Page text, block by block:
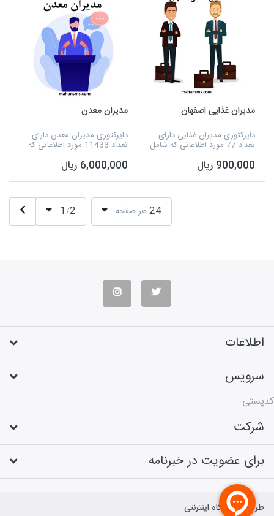
مدیران غذایی اصفهان
دایرکتوری مدیران غذایی دارای
تعداد 77 مورد اطلاعاتی که شامل
استان اصفهان و... می شود که به
صورت اکسل آماده شده است.
900,000 ریال
مدیران معدن
دایرکتوری مدیران معدن دارای
تعداد 11433 مورد اطلاعاتی که
شماره تلفن، محل و موقعیت،
آدرس و تفکیک استان ها و... می
شود که به صورت اکسل...
6,000,000 ریال
24هر صفحه 1/2
اطلاعات
سرویس
کدپستی
شرکت
برای عضویت در خبرنامه
طراحی فروشگاه اینترنتی